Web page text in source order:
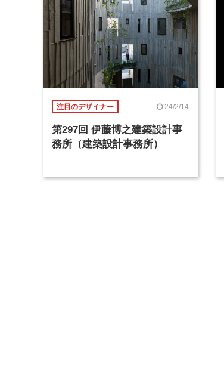
注目のデザイナー 24/2/14
第297回 伊藤博之建築設計事
務所（建築設計事務所）